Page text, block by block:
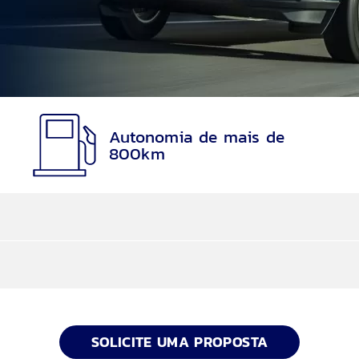
Autonomia de mais de
800km
Escorregadio, Eco, Sport e Rebocar/Transp
parcelas são reduzidas e, no final, você utiliza o seu
SOLICITE UMA PROPOSTA